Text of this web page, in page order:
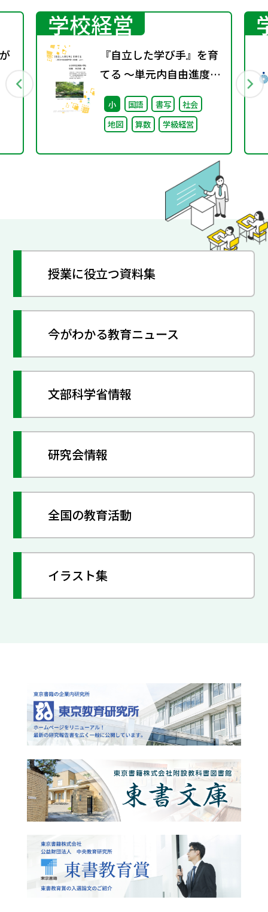
学校経営
『自立した学び手』を育
てる ～単元内自由進度学
習への挑戦 vol.2～
小 国語 書写
社会
地図
算数 学級経営
授業に役立つ資料集
今がわかる教育ニュース
文部科学省情報
研究会情報
全国の教育活動
イラスト集